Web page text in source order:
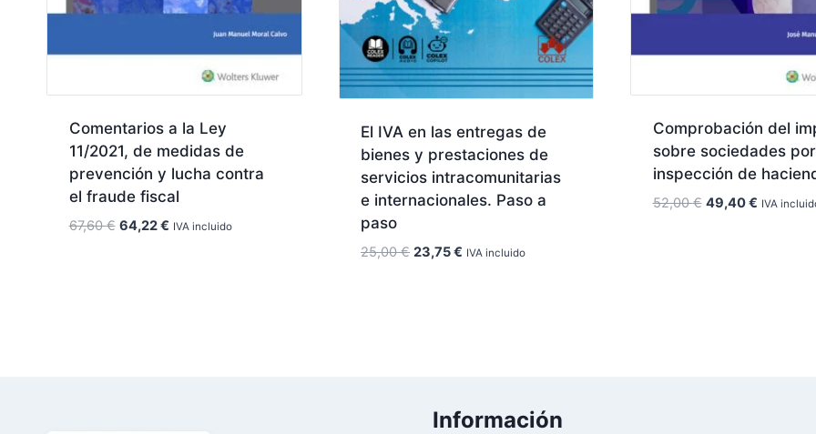
Comentarios a la Ley
11/2021, de medidas de
prevención y lucha contra
el fraude fiscal
67,60€ El
64,22€ElIVA incluido
El IVA en las entregas de
bienes y prestaciones de
servicios intracomunitarias
e internacionales. Paso a
paso
25,00€ El
23,75€ El
IVA incluido
Comprobación del
sobre sociedades
inspección de
52,00€ El
49,40€ElIVA
Información